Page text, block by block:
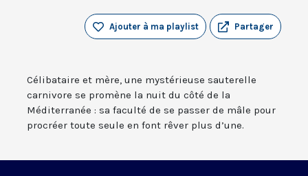
Partager
Ajouter à ma playlist
Célibataire et mère, une mystérieuse sauterelle
carnivore se promène la nuit du côté de la
Méditerranée : sa faculté de se passer de mâle pour
procréer toute seule en font rêver plus d’une.